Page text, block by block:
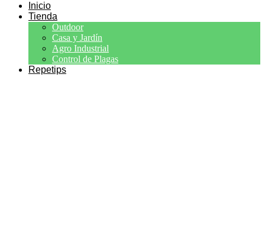
Inicio
Tienda
Outdoor
Casa y Jardín
Agro Industrial
Control de Plagas
Repetips